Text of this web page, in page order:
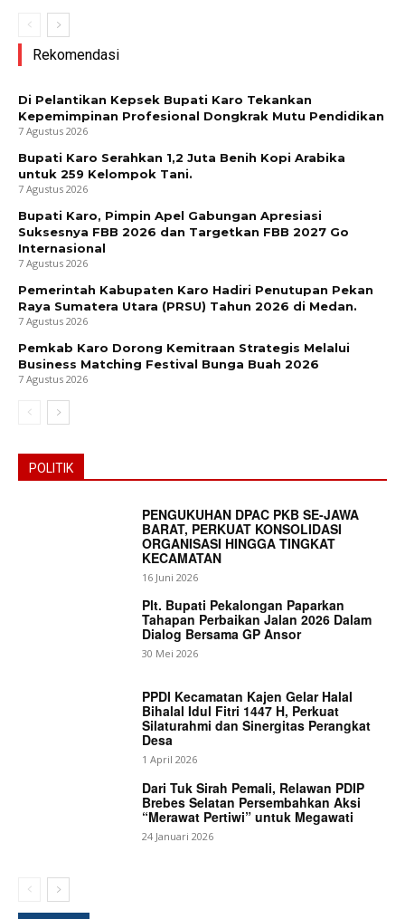
Rekomendasi
Di Pelantikan Kepsek Bupati Karo Tekankan
Kepemimpinan Profesional Dongkrak Mutu Pendidikan
7 Agustus 2026
Bupati Karo Serahkan 1,2 Juta Benih Kopi Arabika
untuk 259 Kelompok Tani.
7 Agustus 2026
Bupati Karo, Pimpin Apel Gabungan Apresiasi
Suksesnya FBB 2026 dan Targetkan FBB 2027 Go
Internasional
7 Agustus 2026
Pemerintah Kabupaten Karo Hadiri Penutupan Pekan
Raya Sumatera Utara (PRSU) Tahun 2026 di Medan.
7 Agustus 2026
Pemkab Karo Dorong Kemitraan Strategis Melalui
Business Matching Festival Bunga Buah 2026
7 Agustus 2026
POLITIK
PENGUKUHAN DPAC PKB SE-JAWA
BARAT, PERKUAT KONSOLIDASI
ORGANISASI HINGGA TINGKAT
KECAMATAN
16 Juni 2026
Plt. Bupati Pekalongan Paparkan
Tahapan Perbaikan Jalan 2026 Dalam
Dialog Bersama GP Ansor
30 Mei 2026
PPDI Kecamatan Kajen Gelar Halal
Bihalal Idul Fitri 1447 H, Perkuat
Silaturahmi dan Sinergitas Perangkat
Desa
1 April 2026
Dari Tuk Sirah Pemali, Relawan PDIP
Brebes Selatan Persembahkan Aksi
“Merawat Pertiwi” untuk Megawati
24 Januari 2026